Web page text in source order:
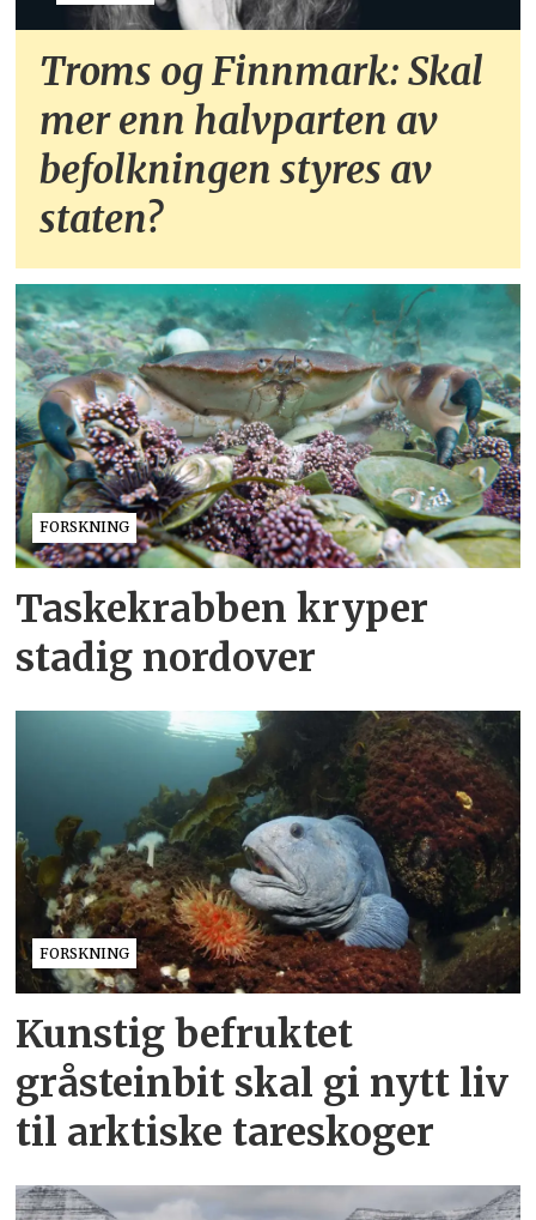
Troms og Finnmark: Skal
mer enn halvparten av
befolkningen styres av
staten?
FORSKNING
Taskekrabben kryper
stadig nordover
FORSKNING
Kunstig befruktet
gråsteinbit skal gi nytt liv
til arktiske tareskoger